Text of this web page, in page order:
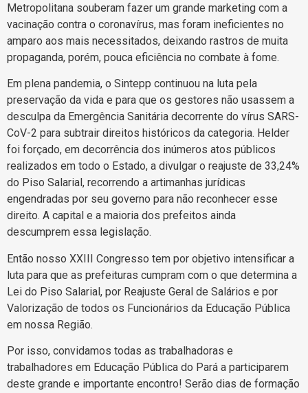
Metropolitana souberam fazer um grande marketing com a
vacinação contra o coronavírus, mas foram ineficientes no
amparo aos mais necessitados, deixando rastros de muita
propaganda, porém, pouca eficiência no combate à fome.
Em plena pandemia, o Sintepp continuou na luta pela
preservação da vida e para que os gestores não usassem a
desculpa da Emergência Sanitária decorrente do vírus SARS-
CoV-2 para subtrair direitos históricos da categoria. Helder
foi forçado, em decorrência dos inúmeros atos públicos
realizados em todo o Estado, a divulgar o reajuste de 33,24%
do Piso Salarial, recorrendo a artimanhas jurídicas
engendradas por seu governo para não reconhecer esse
direito. A capital e a maioria dos prefeitos ainda
descumprem essa legislação.
Então nosso XXIII Congresso tem por objetivo intensificar a
luta para que as prefeituras cumpram com o que determina a
Lei do Piso Salarial, por Reajuste Geral de Salários e por
Valorização de todos os Funcionários da Educação Pública
em nossa Região.
Por isso, convidamos todas as trabalhadoras e
trabalhadores em Educação Pública do Pará a participarem
deste grande e importante encontro! Serão dias de formação